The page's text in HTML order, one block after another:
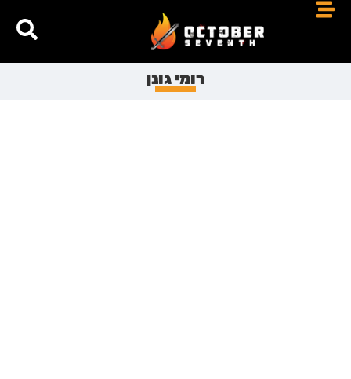
רומי גונן